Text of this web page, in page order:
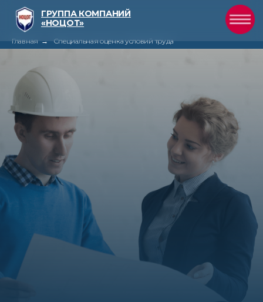
ГРУППА КОМПАНИЙ
«НОЦОТ»
Главная → Специальная оценка условий труда
Качественно
проведенная СОУТ –
залог безопасности
Проведём спецоценку рабочих мест